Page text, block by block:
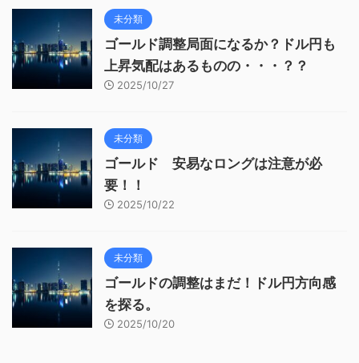
未分類
ゴールド調整局面になるか？ドル円も
上昇気配はあるものの・・・？？
2025/10/27
未分類
ゴールド 安易なロングは注意が必
要！！
2025/10/22
未分類
ゴールドの調整はまだ！ドル円方向感
を探る。
2025/10/20